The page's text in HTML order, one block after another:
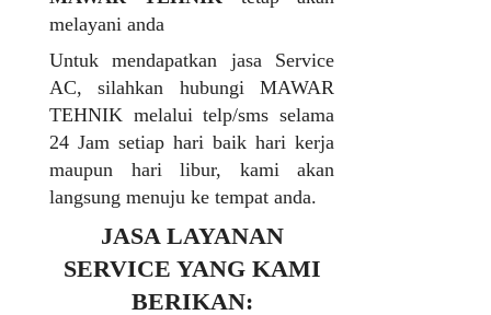
melayani anda
Untuk mendapatkan jasa Service
AC, silahkan hubungi MAWAR
TEHNIK melalui telp/sms selama
24 Jam setiap hari baik hari kerja
maupun hari libur, kami akan
langsung menuju ke tempat anda.
JASA LAYANAN
SERVICE YANG KAMI
BERIKAN: